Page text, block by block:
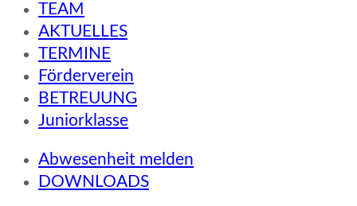
TEAM
AKTUELLES
TERMINE
Förderverein
BETREUUNG
Juniorklasse
Abwesenheit melden
DOWNLOADS